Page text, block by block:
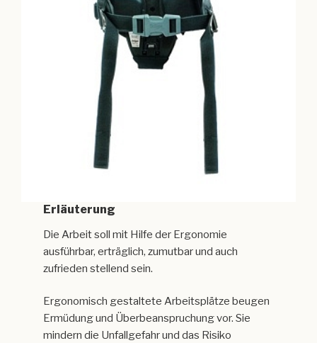
Erläuterung
Die Arbeit soll mit Hilfe der Ergonomie
ausführbar, erträglich, zumutbar und auch
zufrieden stellend sein.
Ergonomisch gestaltete Arbeitsplätze beugen
Ermüdung und Überbeanspruchung vor. Sie
mindern die Unfallgefahr und das Risiko